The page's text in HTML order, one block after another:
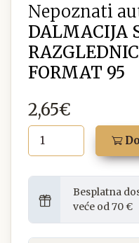
Nepoznati
DALMACIJA
FORMAT 95
2,65€
Besplatna
veće od 70 €